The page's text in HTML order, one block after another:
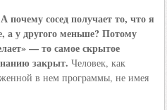
сосед получает то, что я
а у другого меньше? Потому
— то самое скрытое
закрыт. Человек, как
в нем программы, не имея